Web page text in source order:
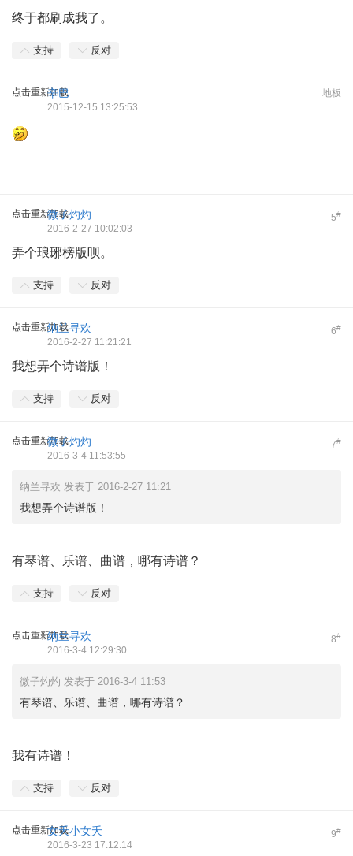
终于都刷成我了。
支持 反对
点击重新加载 地板
辛巴
2015-12-15 13:25:53
点击重新加载 5#
微子灼灼
2016-2-27 10:02:03
弄个琅琊榜版呗。
支持 反对
点击重新加载 6#
纳兰寻欢
2016-2-27 11:21:21
我想弄个诗谱版！
支持 反对
点击重新加载 7#
微子灼灼
2016-3-4 11:53:55
纳兰寻欢 发表于 2016-2-27 11:21
我想弄个诗谱版！
有琴谱、乐谱、曲谱，哪有诗谱？
支持 反对
点击重新加载 8#
纳兰寻欢
2016-3-4 12:29:30
微子灼灼 发表于 2016-3-4 11:53
有琴谱、乐谱、曲谱，哪有诗谱？
我有诗谱！
支持 反对
点击重新加载 9#
女夭小女夭
2016-3-23 17:12:14